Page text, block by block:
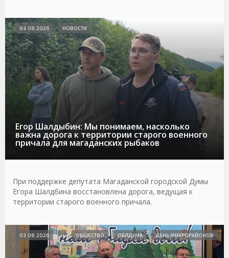
Егор Шалдыбин: Мы понимаем, насколько
важна дорога к территории старого военного
причала для магаданских рыбаков
03.08.2026 НОВОСТИ
При поддержке депутата Магаданской городской Думы
Егора Шалдбина восстановлена дорога, ведущая к
территории старого военного причала.
03.08.2026 ОБЩЕСТВО ОБЛДУМА ДЕНЬ МИКРОРАЙОНОВ